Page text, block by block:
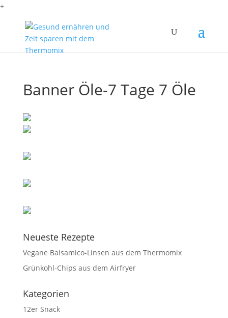
+
Banner Öle-7 Tage 7 Öle
Neueste Rezepte
Vegane Balsamico-Linsen aus dem Thermomix
Grünkohl-Chips aus dem Airfryer
Kategorien
12er Snack